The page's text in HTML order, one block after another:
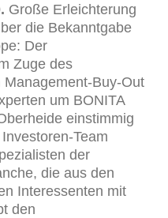
Große Erleichterung
die Bekanntgabe
Der
Zuge des
Buy-Out
um BONITA
einstimmig
Team
der
die aus den
Interessenten mit
den